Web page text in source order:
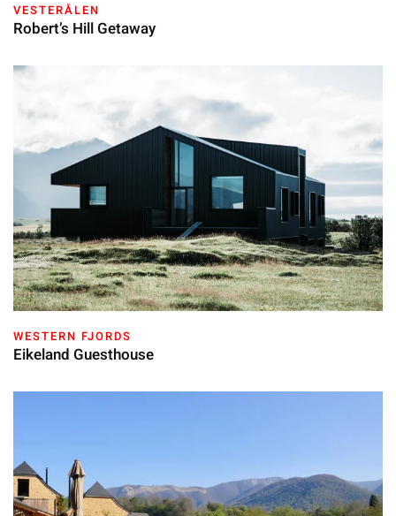
VESTERÅLEN
Robert’s Hill Getaway
WESTERN FJORDS
Eikeland Guesthouse